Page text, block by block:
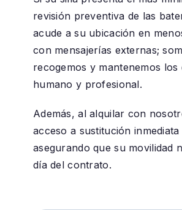
revisión preventiva de las
acude a su ubicación en
con mensajerías externas;
recogemos y mantenemos
humano y profesional.
Además, al alquilar con
acceso a sustitución
asegurando que su movilidad
día del contrato.